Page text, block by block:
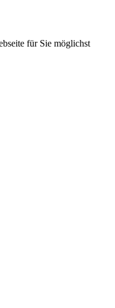
für Sie möglichst